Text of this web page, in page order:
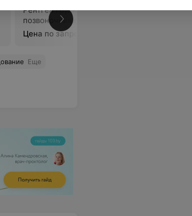
Рентген грудного отдела
позвоночника
Цена по запросу
Еще